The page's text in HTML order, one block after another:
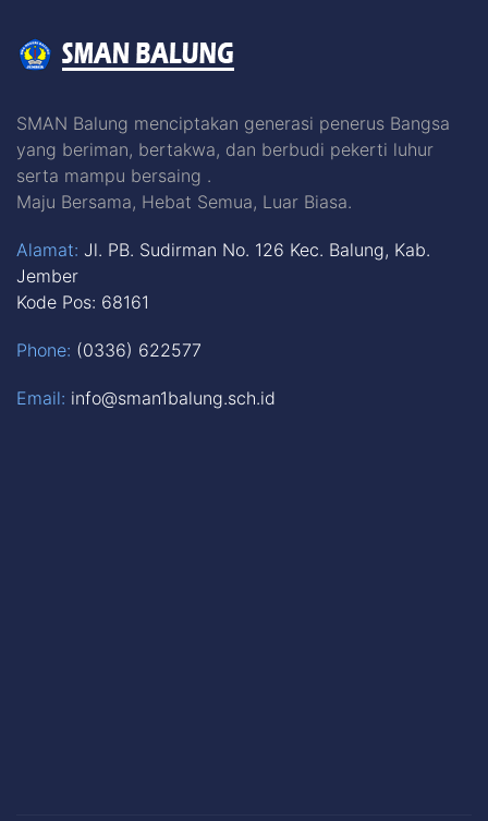
SMAN Balung menciptakan generasi penerus Bangsa
yang beriman, bertakwa, dan berbudi pekerti luhur
serta mampu bersaing .
Maju Bersama, Hebat Semua, Luar Biasa.
Alamat: Jl. PB. Sudirman No. 126 Kec. Balung, Kab.
Jember
Kode Pos: 68161
Phone: (0336) 622577
Email: info@sman1balung.sch.id